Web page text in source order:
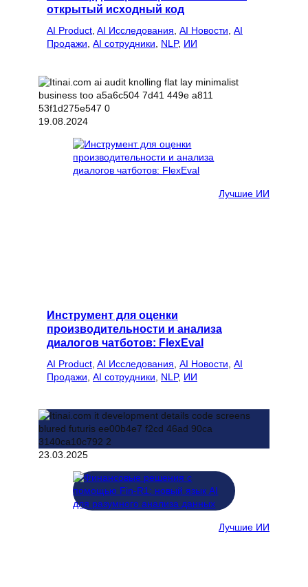
открытый исходный код
AI Product AI Исследования AI Новости AI
Продажи AI сотрудники NLP, ИИ
19.08.2024
Лучшие ИИ
Инструмент для оценки
производительности и анализа
диалогов чатботов: FlexEval
AI Product AI Исследования AI Новости AI
Продажи AI сотрудники NLP, ИИ
23.03.2025
Лучшие ИИ